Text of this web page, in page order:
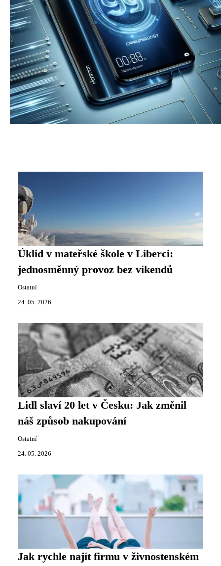
Úklid v mateřské škole v Liberci:
jednosměnný provoz bez víkendů
Ostatní
24. 05. 2026
Lidl slaví 20 let v Česku: Jak změnil
náš způsob nakupování
Ostatní
24. 05. 2026
Jak rychle najít firmu v živnostenském